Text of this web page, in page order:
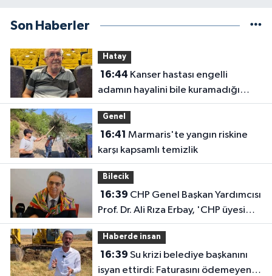
Son Haberler
Hatay
16:44
adamın hayalini bile kuramadığı
evine kavuşunca döktüğü gözyaşı
duygulandırdı
Genel
16:41
karşı kapsamlı temizlik
Bilecik
16:39
Prof. Dr. Ali Rıza Erbay, 'CHP üyesi
olmak inanç ister, emek ister, yürek
ister'
Haberde insan
16:39
isyan ettirdi: Faturasını ödemeyen